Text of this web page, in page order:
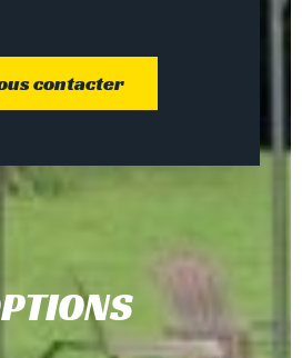
contacter